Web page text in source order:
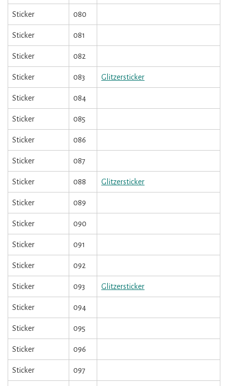
Sticker 080
Sticker 081
Sticker 082
Sticker 083 Glitzersticker
Sticker 084
Sticker 085
Sticker 086
Sticker 087
Sticker 088 Glitzersticker
Sticker 089
Sticker 090
Sticker 091
Sticker 092
Sticker 093 Glitzersticker
Sticker 094
Sticker 095
Sticker 096
Sticker 097